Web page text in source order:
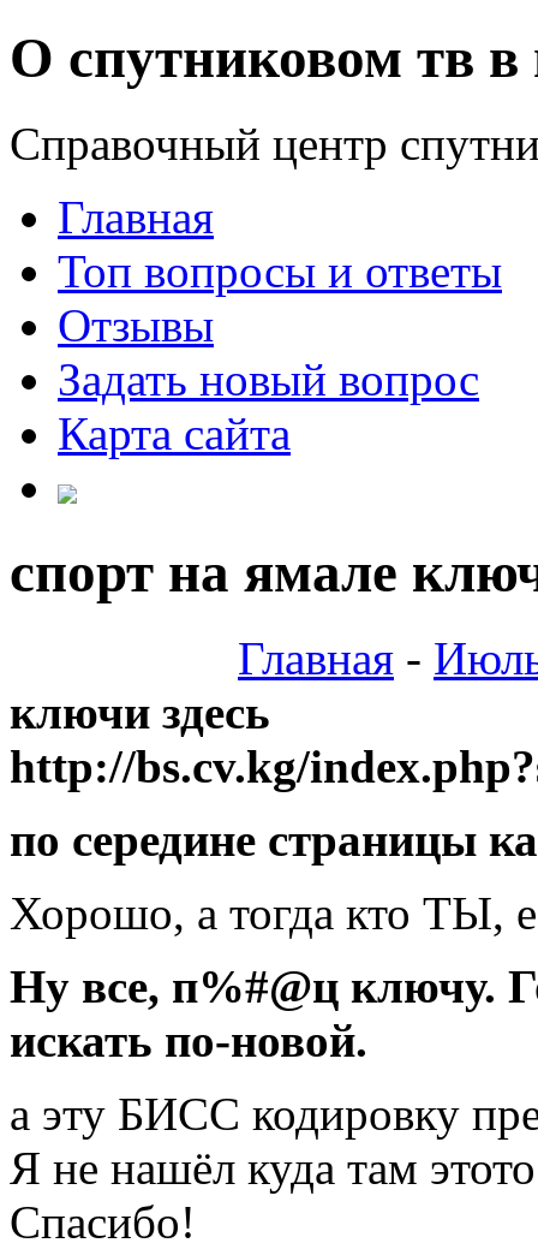
О спутниковом тв в
Справочный центр
Главная
Топ вопросы и ответы
Отзывы
Задать новый вопрос
Карта сайта
спорт на ямале
Главная -
ключи здесь
http://bs.cv.kg/
по середине страницы
Хорошо, а тогда кто ТЫ,
Ну все, п%#@ц ключу.
искать по-новой.
а эту БИСС кодировку
Я не нашёл куда там
Спасибо!